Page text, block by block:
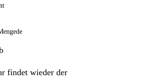
findet wieder der